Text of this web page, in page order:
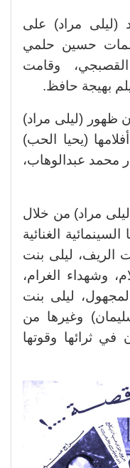
(ليلى مراد) على
كلمات حسين حلمي
وقامت
بهيجة حافظ.
ظهور (ليلى مراد)
(يحيا الحب)
محمد عبدالوهاب،
مراد) من خلال
الغنائية
الريف، ليلى بنت
وشهداء الغرام،
ليلى بنت
وغيرها من
في ثرائها وقوتها